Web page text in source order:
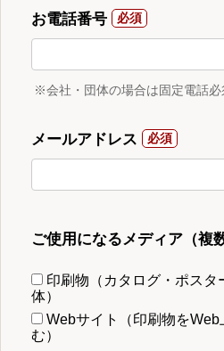
お電話番号
※会社・団体の場合は固定電話必
メールアドレス
ご使用になるメディア（複
印刷物（カタログ・ポスタ
体）
Webサイト（印刷物を
む）